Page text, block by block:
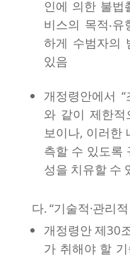
인에 의한 불법
비스의 목적‧
하게 수범자의
있음
개정령안에서
와 같이 제한
보이나, 이러한
측할 수 있도록
성을 치유할 수
다. “기술적·관리
개정령안 제30
가 취해야 할